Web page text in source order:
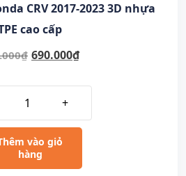
CRV 2017-2023 3D nhựa
cao cấp
₫ 690.000₫
+
vào giỏ
hàng